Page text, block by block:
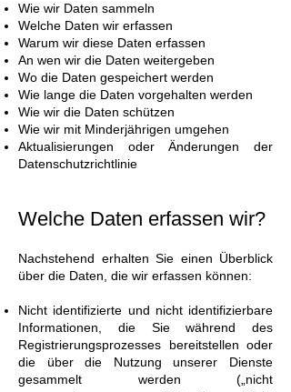
Wie wir Daten sammeln
Welche Daten wir erfassen
Warum wir diese Daten erfassen
An wen wir die Daten weitergeben
Wo die Daten gespeichert werden
Wie lange die Daten vorgehalten werden
Wie wir die Daten schützen
Wie wir mit Minderjährigen umgehen
Aktualisierungen oder Änderungen der
Datenschutzrichtlinie
Welche Daten erfassen wir?
Nachstehend erhalten Sie einen Überblick
über die Daten, die wir erfassen können:
Nicht identifizierte und nicht identifizierbare
Informationen, die Sie während des
Registrierungsprozesses bereitstellen oder
die über die Nutzung unserer Dienste
gesammelt werden („nicht